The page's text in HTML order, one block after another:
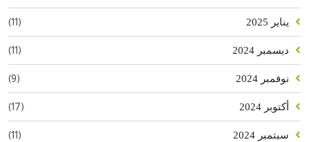
يناير 2025 (11)
ديسمبر 2024 (11)
نوفمبر 2024 (9)
أكتوبر 2024 (17)
سبتمبر 2024 (11)